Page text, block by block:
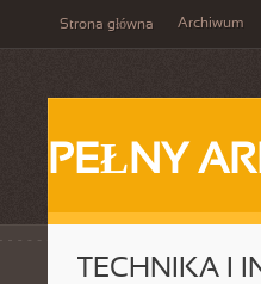
Strona główna Archiwum
PEŁNY
TECHNIKA I